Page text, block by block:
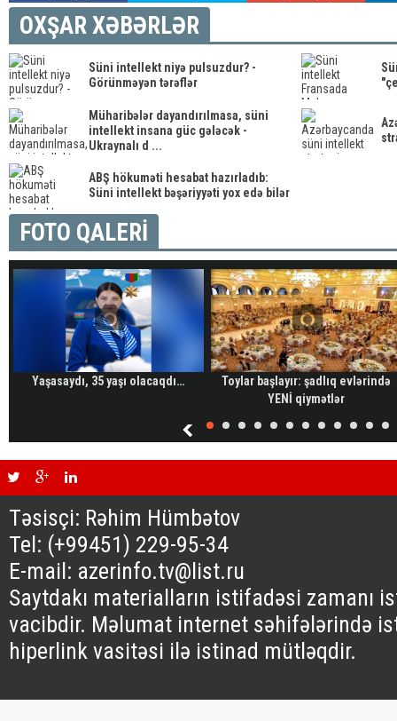
OXŞAR XƏBƏRLƏR
Süni intellekt niyə pulsuzdur? -
Görünməyən tərəflər
Müharibələr dayandırılmasa, süni
intellekt insana güc gələcək -
Ukraynalı d ...
ABŞ hökuməti hesabat hazırladıb:
Süni intellekt bəşəriyyəti yox edə bilər
FOTO QALERİ
Yaşasaydı, 35 yaşı olacaqdı…
Toylar başlayır: şadlıq evlərində
YENİ qiymətlər
Təsisçi: Rəhim Hümbətov
Tel: (+99451) 229-95-34
E-mail: azerinfo.tv@list.ru
Saytdakı materialların istifadəsi zamanı
vacibdir. Məlumat internet səhifələrində
hiperlink vasitəsi ilə istinad mütləqdir.